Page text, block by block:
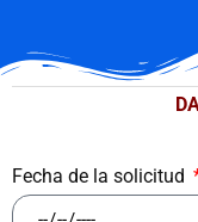
Fecha de la solicitud